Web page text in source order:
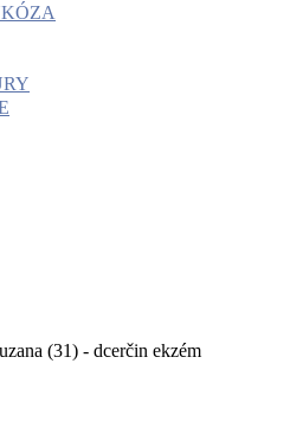
(31) - dcerčin ekzém